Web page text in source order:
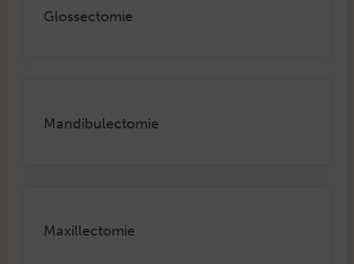
Glossectomie
Mandibulectomie
Maxillectomie